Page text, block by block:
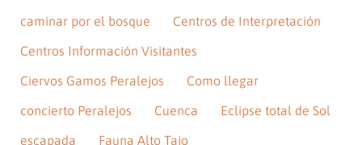
caminar por el bosque Centros de Interpretación
Centros Información Visitantes
Ciervos Gamos Peralejos Como llegar
concierto Peralejos Cuenca Eclipse total de Sol
escapada Fauna Alto Tajo